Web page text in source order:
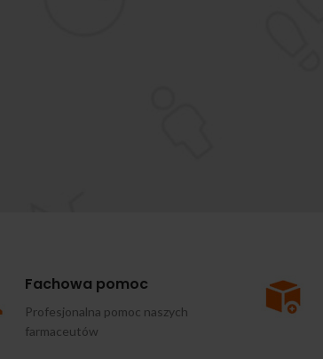
Fachowa pomoc
Profesjonalna pomoc naszych
farmaceutów